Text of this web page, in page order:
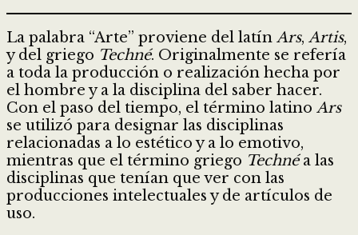
La palabra “Arte” proviene del latín Ars, Artis,
y del griego Techné. Originalmente se refería
a toda la producción o realización hecha por
el hombre y a la disciplina del saber hacer.
Con el paso del tiempo, el término latino Ars
se utilizó para designar las disciplinas
relacionadas a lo estético y a lo emotivo,
mientras que el término griego Technéa las
disciplinas que tenían que ver con las
producciones intelectuales y de artículos de
uso.